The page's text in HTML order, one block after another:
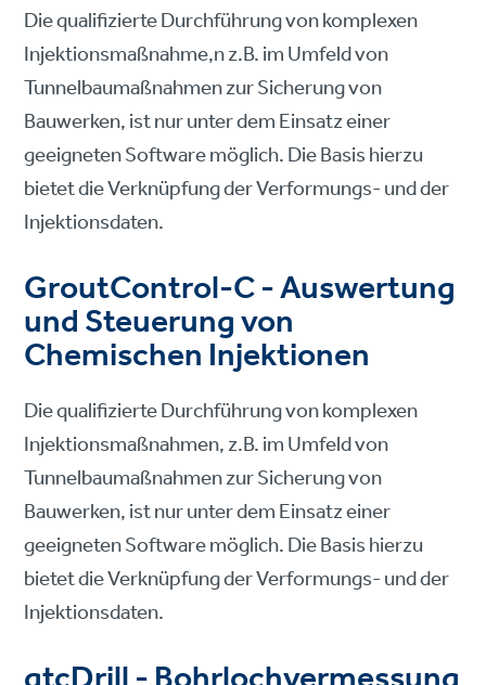
Die qualifizierte Durchführung von komplexen
Injektionsmaßnahme,n z.B. im Umfeld von
Tunnelbaumaßnahmen zur Sicherung von
Bauwerken, ist nur unter dem Einsatz einer
geeigneten Software möglich. Die Basis hierzu
bietet die Verknüpfung der Verformungs- und der
Injektionsdaten.
GroutControl-C - Auswertung
und Steuerung von
Chemischen Injektionen
Die qualifizierte Durchführung von komplexen
Injektionsmaßnahmen, z.B. im Umfeld von
Tunnelbaumaßnahmen zur Sicherung von
Bauwerken, ist nur unter dem Einsatz einer
geeigneten Software möglich. Die Basis hierzu
bietet die Verknüpfung der Verformungs- und der
Injektionsdaten.